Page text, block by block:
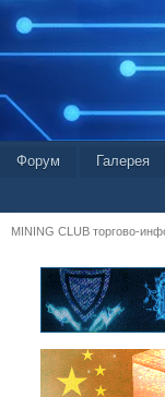
Форум Галерея
MINING CLUB торгово-